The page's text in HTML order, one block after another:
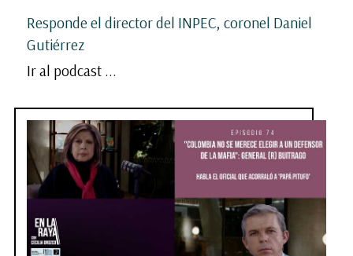
Responde el director del INPEC, coronel Daniel
Gutiérrez
Ir al podcast ...